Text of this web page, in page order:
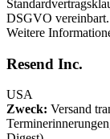
DSGVO vereinbart.
Weitere
Resend Inc.
USA
Zweck: Versand